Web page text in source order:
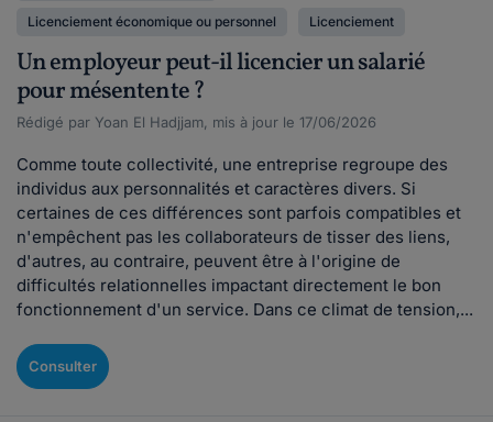
Licenciement économique ou personnel Licenciement
Un employeur peut-il licencier un salarié
pour mésentente ?
Rédigé par Yoan El Hadjjam, mis à jour le 17/06/2026
Comme toute collectivité, une entreprise regroupe des
individus aux personnalités et caractères divers. Si
certaines de ces différences sont parfois compatibles et
n'empêchent pas les collaborateurs de tisser des liens,
d'autres, au contraire, peuvent être à l'origine de
difficultés relationnelles impactant directement le bon
fonctionnement d'un service. Dans ce climat de tension,...
Consulter